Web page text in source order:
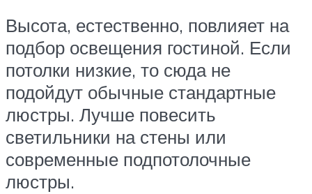
Высота, естественно, повлияет на
подбор освещения гостиной. Если
потолки низкие, то сюда не
подойдут обычные стандартные
люстры. Лучше повесить
светильники на стены или
современные подпотолочные
люстры.